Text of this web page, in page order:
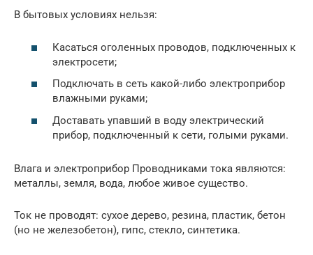
В бытовых условиях нельзя:
Касаться оголенных проводов, подключенных к
электросети;
Подключать в сеть какой-либо электроприбор
влажными руками;
Доставать упавший в воду электрический
прибор, подключенный к сети, голыми руками.
Влага и электроприбор Проводниками тока являются:
металлы, земля, вода, любое живое существо.
Ток не проводят: сухое дерево, резина, пластик, бетон
(но не железобетон), гипс, стекло, синтетика.